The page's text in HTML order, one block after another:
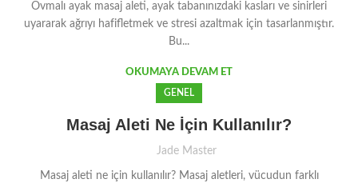
Ovmalı ayak masaj aleti, ayak tabanınızdaki kasları ve sinirleri
uyararak ağrıyı hafifletmek ve stresi azaltmak için tasarlanmıştır.
Bu...
OKUMAYA DEVAM ET
GENEL
Masaj Aleti Ne İçin Kullanılır?
Jade Master
Masaj aleti ne için kullanılır? Masaj aletleri, vücudun farklı